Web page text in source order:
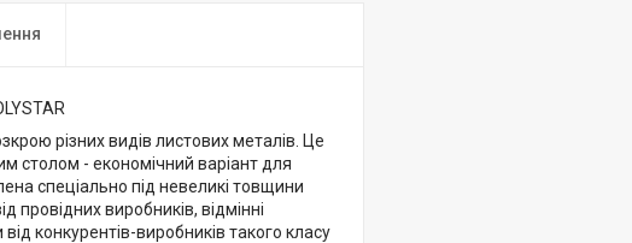
різних видів листових металів. Це
столом - економічний варіант для
спеціально під невеликі товщини
провідних виробників, відмінні
від конкурентів-виробників такого класу